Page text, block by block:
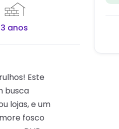
3 anos
Este
busca
lojas, e um
fosco